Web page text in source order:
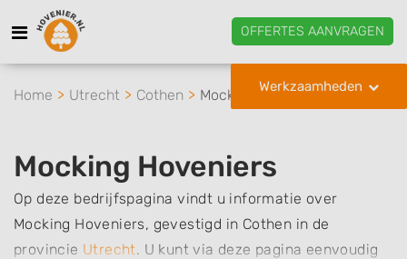
OFFERTES AANVRAGEN
Werkzaamheden
Home Utrecht Cothen Mocking Hoveniers
Mocking Hoveniers
Op deze bedrijfspagina vindt u informatie over
Mocking Hoveniers, gevestigd in Cothen in de
provincie Utrecht. U kunt via deze pagina eenvoudig